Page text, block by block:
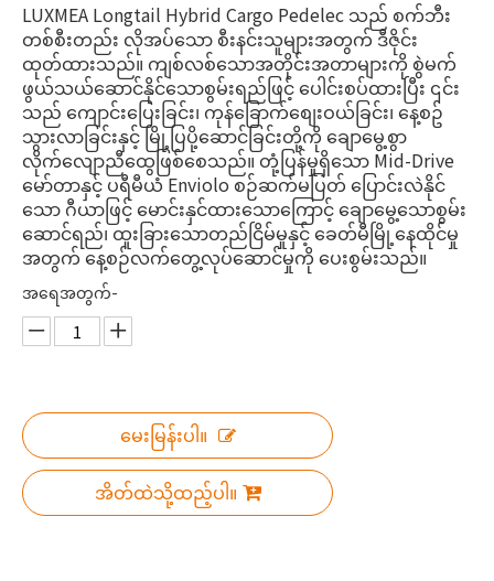
LUXMEA Longtail Hybrid Cargo Pedelec သည် စက်ဘီး
တစ်စီးတည်း လိုအပ်သော စီးနင်းသူများအတွက် ဒီဇိုင်း
ထုတ်ထားသည်။ ကျစ်လစ်သောအတိုင်းအတာများကို စွဲမက်
ဖွယ်သယ်ဆောင်နိုင်သောစွမ်းရည်ဖြင့် ပေါင်းစပ်ထားပြီး ၎င်း
သည် ကျောင်းပြေးခြင်း၊ ကုန်ခြောက်စျေးဝယ်ခြင်း၊ နေ့စဥ်
သွားလာခြင်းနှင့် မြို့ပြပို့ဆောင်ခြင်းတို့ကို ချောမွေ့စွာ
လိုက်လျောညီထွေဖြစ်စေသည်။ တုံ့ပြန်မှုရှိသော Mid-Drive
မော်တာနှင့် ပရီမီယံ Enviolo စဉ်ဆက်မပြတ် ပြောင်းလဲနိုင်
သော ဂီယာဖြင့် မောင်းနှင်ထားသောကြောင့် ချောမွေ့သောစွမ်း
ဆောင်ရည်၊ ထူးခြားသောတည်ငြိမ်မှုနှင့် ခေတ်မီမြို့နေထိုင်မှု
အတွက် နေ့စဉ်လက်တွေ့လုပ်ဆောင်မှုကို ပေးစွမ်းသည်။
အရေအတွက်-
မေးမြန်းပါ။
အိတ်ထဲသို့ထည့်ပါ။